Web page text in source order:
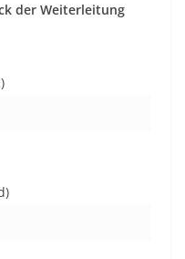
der Weiterleitung